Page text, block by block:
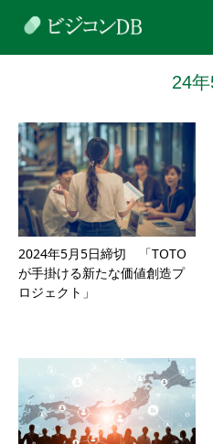
24年
2024年5月5日締切 「TOTO
が手掛ける新たな価値創造プ
ロジェクト」